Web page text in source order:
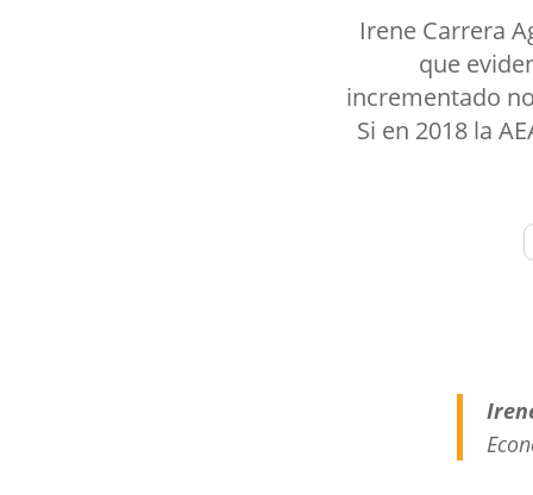
Irene Carrera
que
incrementado
Si en 2018 la